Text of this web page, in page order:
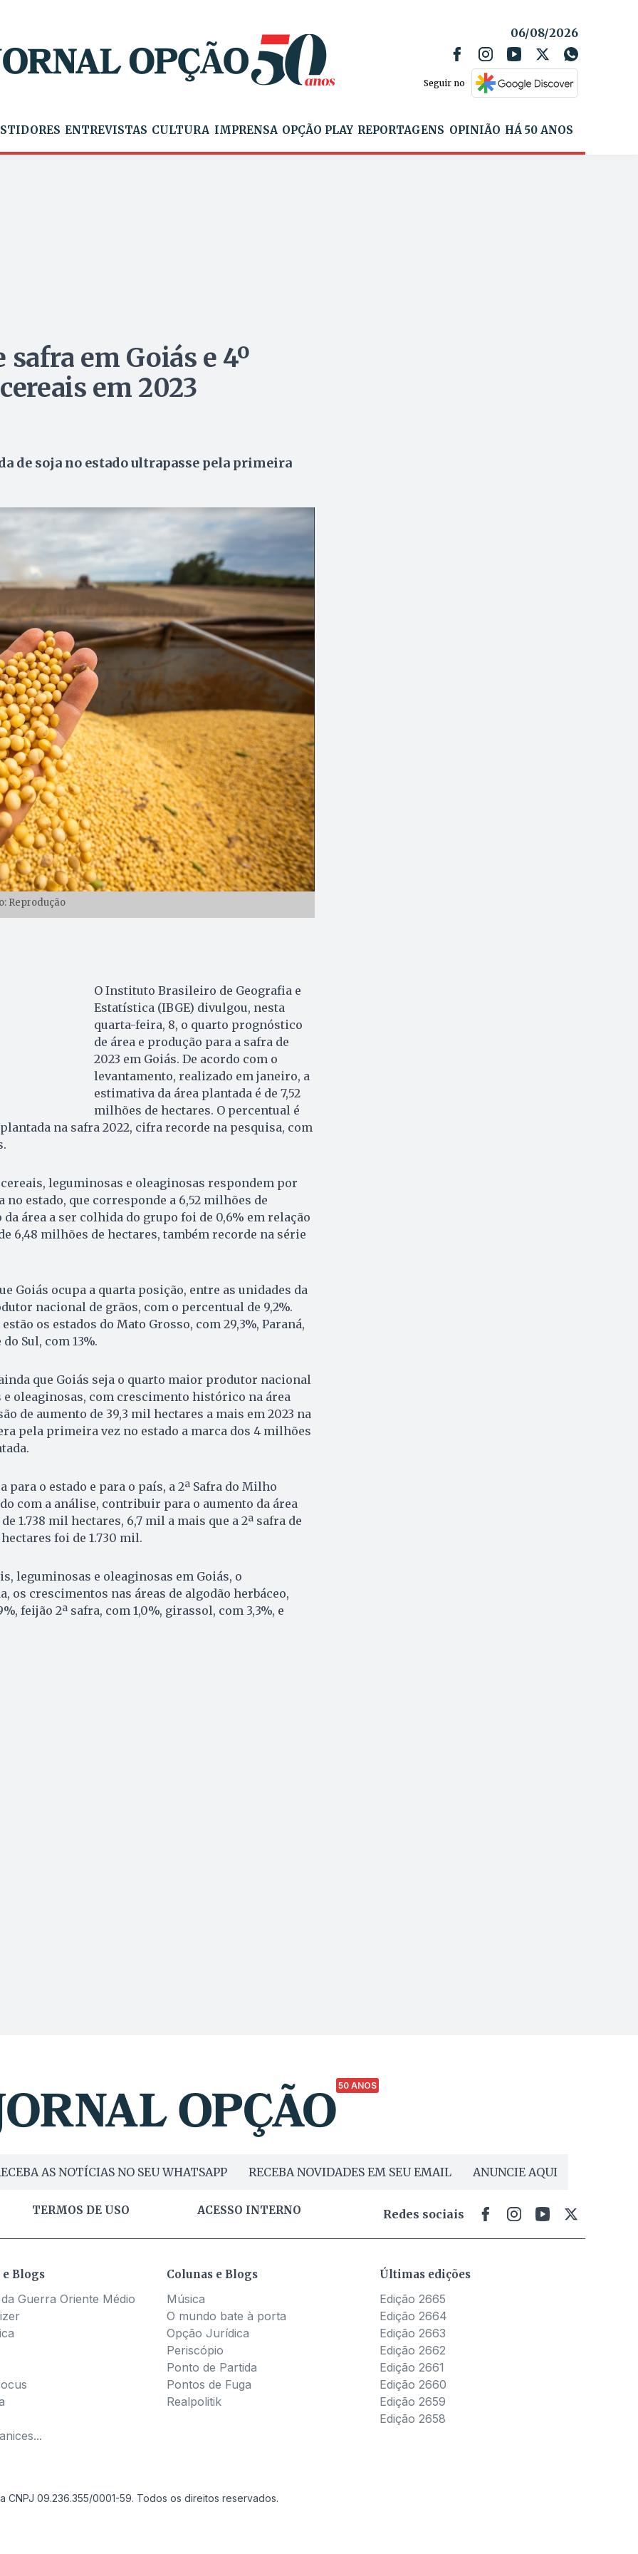
06/08/2026
Seguir no
ENTREVISTAS CULTURA IMPRENSA OPÇÃO PLAY REPORTAGENS OPINIÃO HÁ 50 ANOS
em Goiás e 4º
em 2023
de soja no estado ultrapasse pela primeira
Reprodução
O Instituto Brasileiro de Geografia e
Estatística (IBGE) divulgou, nesta
quarta-feira, 8, o quarto prognóstico
de área e produção para a safra de
2023 em Goiás. De acordo com o
levantamento, realizado em janeiro, a
estimativa da área plantada é de 7,52
milhões de hectares. O percentual é
na safra 2022, cifra recorde na pesquisa, com
leguminosas e oleaginosas respondem por
no estado, que corresponde a 6,52 milhões de
área a ser colhida do grupo foi de 0,6% em relação
6,48 milhões de hectares, também recorde na série
Goiás ocupa a quarta posição, entre as unidades da
nacional de grãos, com o percentual de 9,2%.
os estados do Mato Grosso, com 29,3%, Paraná,
Sul, com 13%.
que Goiás seja o quarto maior produtor nacional
oleaginosas, com crescimento histórico na área
de aumento de 39,3 mil hectares a mais em 2023 na
pela primeira vez no estado a marca dos 4 milhões
o estado e para o país, a 2ª Safra do Milho
com a análise, contribuir para o aumento da área
1.738 mil hectares, 6,7 mil a mais que a 2ª safra de
foi de 1.730 mil.
leguminosas e oleaginosas em Goiás, o
os crescimentos nas áreas de algodão herbáceo,
feijão 2ª safra, com 1,0%, girassol, com 3,3%, e
50 ANOS
AS NOTÍCIAS NO SEU WHATSAPP RECEBA NOVIDADES EM SEU EMAIL ANUNCIE AQUI
TERMOS DE USO ACESSO INTERNO Redes sociais
e Blogs
Guerra Oriente Médio
Colunas e Blogs
Música
O mundo bate à porta
Opção Jurídica
Periscópio
Ponto de Partida
Pontos de Fuga
Realpolitik
Últimas edições
Edição 2665
Edição 2664
Edição 2663
Edição 2662
Edição 2661
Edição 2660
Edição 2659
Edição 2658
09.236.355/0001-59. Todos os direitos reservados.